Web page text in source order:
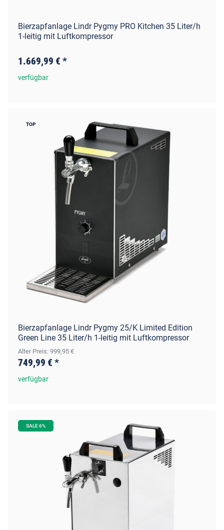
Bierzapfanlage Lindr Pygmy PRO Kitchen 35 Liter/h
1-leitig mit Luftkompressor
1.669,99 € *
verfügbar
TOP
Bierzapfanlage Lindr Pygmy 25/K Limited Edition
Green Line 35 Liter/h 1-leitig mit Luftkompressor
Alter Preis: 999,95 €
749,99 € *
verfügbar
SALE 6%